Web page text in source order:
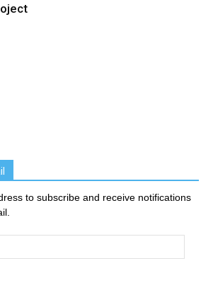
to subscribe and receive notifications